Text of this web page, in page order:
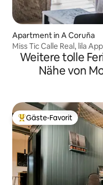
Apartment in A Coruña
Miss Tic Calle Real, lila
Weitere tolle
Nähe von
Beliebter Gäste-Favorit.
Gäste-Favorit